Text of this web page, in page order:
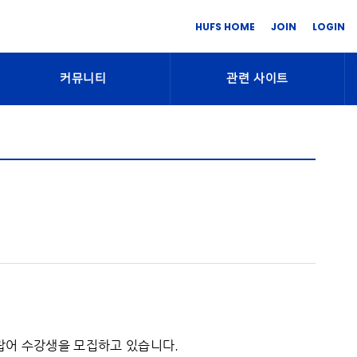
HUFS HOME JOIN LOGIN
커뮤니티 관련 사이트
수강생을 모집하고 있습니다.